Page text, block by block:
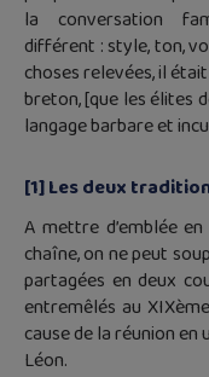
la conversation
différent : style, ton,
choses relevées, il
breton, [que les élites
langage barbare et
[1] Les deux
A mettre d’emblée
chaîne, on ne peut
partagées en deux
entremêlés au
cause de la réunion en
Léon.